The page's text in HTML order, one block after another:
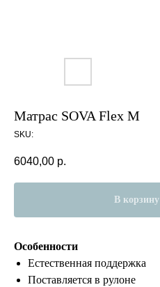
Матрас SOVA Flex M
SKU:
6040,00 р.
В корзину
Особенности
Естественная поддержка
Поставляется в рулоне